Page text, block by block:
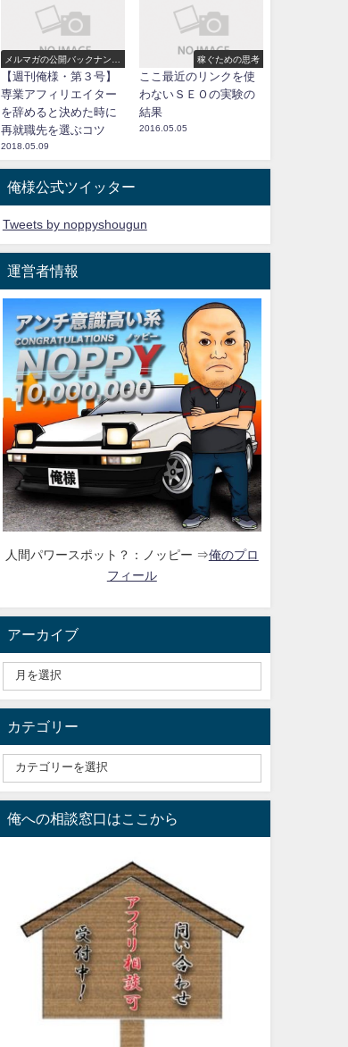
メルマガの公開バックナンバ
ー
【週刊俺様・第３号】
専業アフィリエイター
を辞めると決めた時に
再就職先を選ぶコツ
2018.05.09
稼ぐための思考
ここ最近のリンクを使
わないＳＥＯの実験の
結果
2016.05.05
俺様公式ツイッター
Tweets by noppyshougun
運営者情報
人間パワースポット？：ノッピー ⇒俺のプロ
フィール
アーカイブ
カテゴリー
俺への相談窓口はここから